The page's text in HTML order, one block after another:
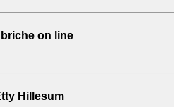
on line
Hillesum